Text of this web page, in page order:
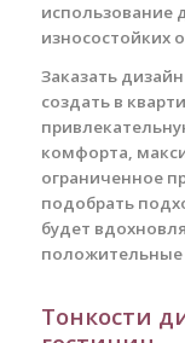
использование
износостойких
Заказать
создать в
комфорта,
ограниченное
подобрать
будет
Тонкости